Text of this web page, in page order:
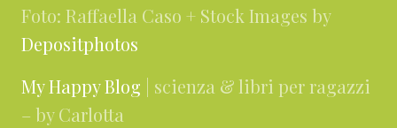
Foto: Raffaella Caso + Stock Images by
Depositphotos
My Happy Blog | scienza & libri per ragazzi
– by Carlotta